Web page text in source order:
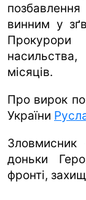
винним у
місяців.
Про вирок
України
Зловмисник
доньки
фронті,